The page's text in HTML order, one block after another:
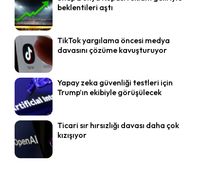
beklentileri aştı
TikTok yargılama öncesi medya
davasını çözüme kavuşturuyor
Yapay zeka güvenliği testleri için
Trump’ın ekibiyle görüşülecek
Ticari sır hırsızlığı davası daha çok
kızışıyor